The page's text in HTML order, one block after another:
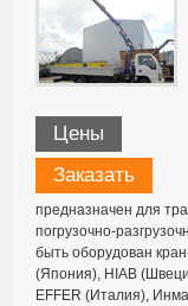
Цены
Заказать
предназначен для
погрузочно-
быть оборудован
(Япония), HIAB
EFFER (Италия),